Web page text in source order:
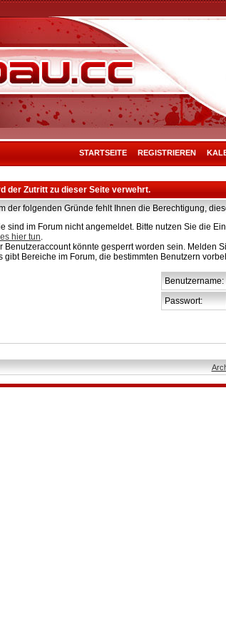
STARTSEITE REGISTRIEREN
der Zutritt zu dieser Seite verwehrt.
der folgenden Gründe fehlt Ihnen die Berechtigung,
sind im Forum nicht angemeldet. Bitte nutzen Sie die
hier tun.
Benutzeraccount könnte gesperrt worden sein. Melden
gibt Bereiche im Forum, die bestimmten Benutzern
Benutzername:
Passwort: